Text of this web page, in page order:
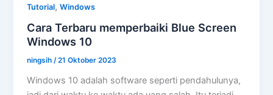
7,
8,
dan
10
Tutorial,Windows
Cara Terbaru memperbaiki Blue Screen
Windows 10
ningsih/21 Oktober 2023
Windows 10 adalah software seperti pendahulunya,